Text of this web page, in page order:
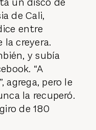
de Cali,
entre
la creyera.
y subía
“A
agrega, pero le
la recuperó.
de 180